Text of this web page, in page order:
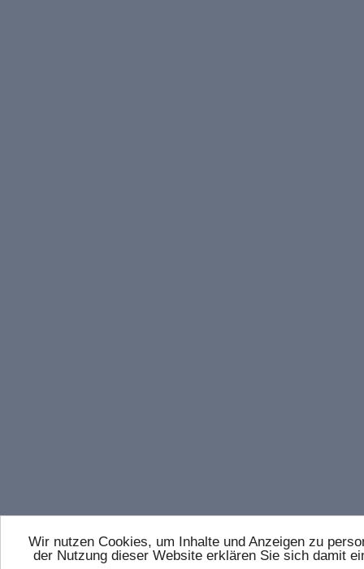
Wir nutzen Cookies, um Inhalte und Anzeigen zu
der Nutzung dieser Website erklären Sie sich damit